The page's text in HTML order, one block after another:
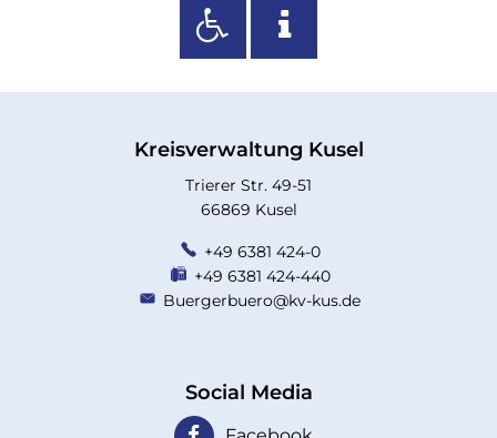
Kreisverwaltung Kusel
Trierer Str. 49-51
66869 Kusel
+49 6381 424-0
+49 6381 424-440
Buergerbuero@kv-kus.de
Social Media